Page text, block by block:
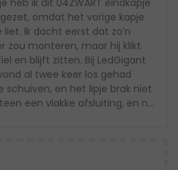
heb ik dit 04ZWART eindkapje
omdat het vorige kapje
Ik dacht eerst dat zo’n
zou monteren, maar hij klikt
en blijft zitten. Bij LedGigant
al twee keer los gehad
schuiven, en het lipje brak niet
een vlakke afsluiting, en na